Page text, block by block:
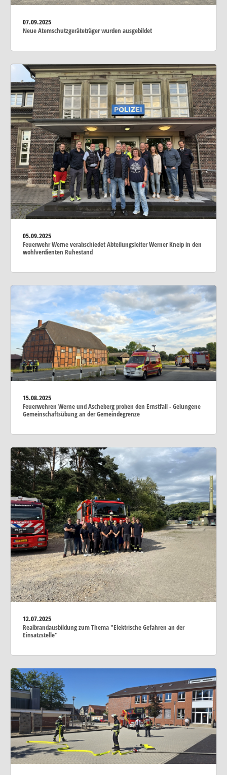
07.09.2025
Neue Atemschutzgeräteträger wurden ausgebildet
05.09.2025
Feuerwehr Werne verabschiedet Abteilungsleiter Werner Kneip in den
wohlverdienten Ruhestand
15.08.2025
Feuerwehren Werne und Ascheberg proben den Ernstfall - Gelungene
Gemeinschaftsübung an der Gemeindegrenze
12.07.2025
Realbrandausbildung zum Thema "Elektrische Gefahren an der
Einsatzstelle"